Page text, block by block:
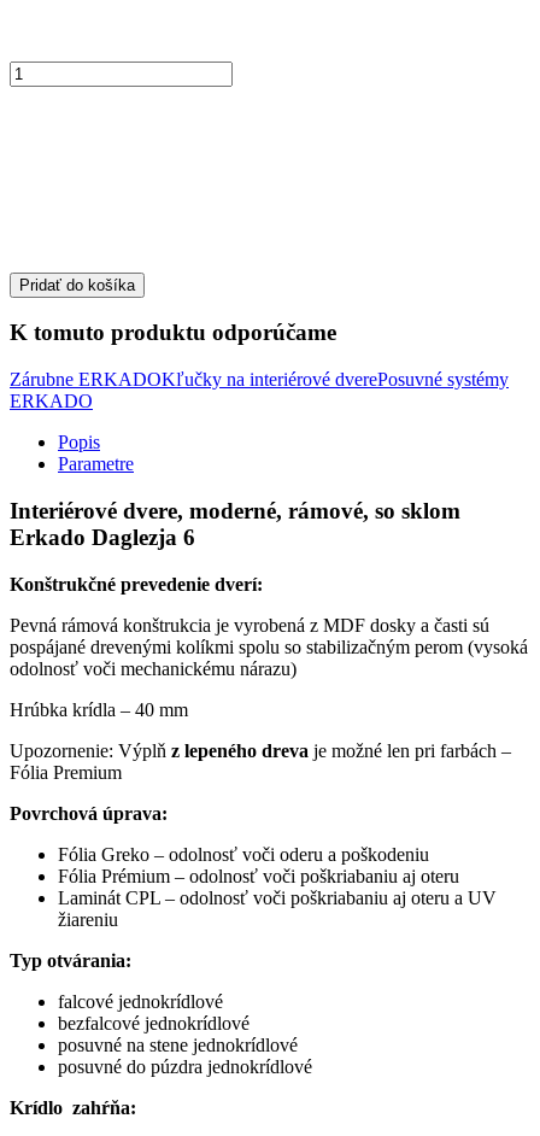
Pridať do košíka
K tomuto produktu odporúčame
Zárubne ERKADOKľučky na interiérové dverePosuvné systémy
ERKADO
Popis
Parametre
Interiérové dvere, moderné, rámové, so sklom
Erkado Daglezja 6
Konštrukčné prevedenie dverí:
Pevná rámová konštrukcia je vyrobená z MDF dosky a časti sú
pospájané drevenými kolíkmi spolu so stabilizačným perom (vysoká
odolnosť voči mechanickému nárazu)
Hrúbka krídla – 40 mm
Upozornenie: Výplň z lepeného dreva je možné len pri farbách –
Fólia Premium
Povrchová úprava:
Fólia Greko – odolnosť voči oderu a poškodeniu
Fólia Prémium – odolnosť voči poškriabaniu aj oteru
Laminát CPL – odolnosť voči poškriabaniu aj oteru a UV
žiareniu
Typ otvárania:
falcové jednokrídlové
bezfalcové jednokrídlové
posuvné na stene jednokrídlové
posuvné do púzdra jednokrídlové
Krídlo zahŕňa: